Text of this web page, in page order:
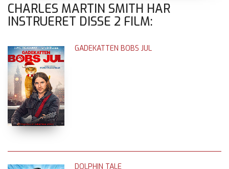
CHARLES MARTIN SMITH HAR
INSTRUERET DISSE 2 FILM:
GADEKATTEN BOBS JUL
DOLPHIN TALE